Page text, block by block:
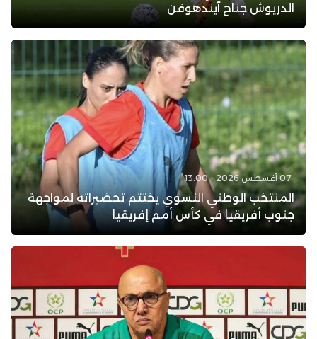
الدريوش جناح آيندهوفن
07 أغسطس 2026 - 13:00
المنتخب الوطني النسوي يختتم تحضيراته لمواجهة
جنوب أفريقيا في كأس أمم إفريقيا